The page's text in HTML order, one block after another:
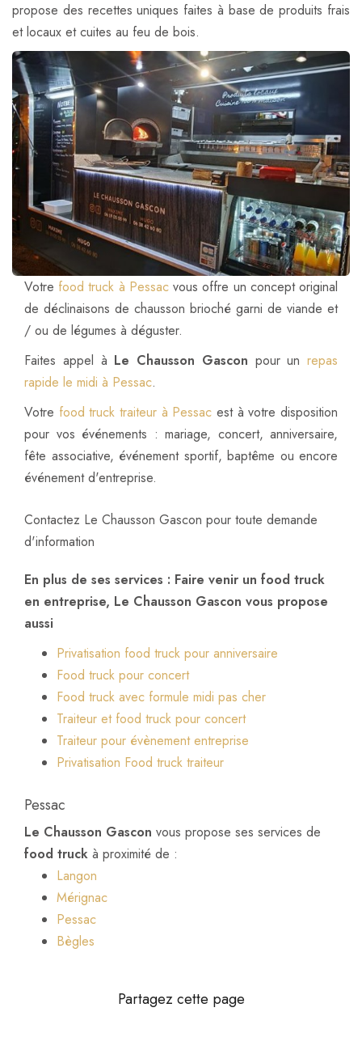
propose des recettes uniques faites à base de produits frais
et locaux et cuites au feu de bois.
Votre food truck à Pessacvous offre un concept original
de déclinaisons de chausson brioché garni de viande et
/ ou de légumes à déguster.
Faites appel à Le Chausson Gascon pour un repas
rapide le midi à Pessac.
Votre food truck traiteur à Pessac est à votre disposition
pour vos événements : mariage, concert, anniversaire,
fête associative, événement sportif, baptême ou encore
événement d'entreprise.
Contactez Le Chausson Gascon pour toute demande
d'information
En plus de ses services : Faire venir un food truck
en entreprise, Le Chausson Gascon vous propose
aussi
Privatisation food truck pour anniversaire
Food truck pour concert
Food truck avec formule midi pas cher
Traiteur et food truck pour concert
Traiteur pour évènement entreprise
Privatisation Food truck traiteur
Pessac
Le Chausson Gascon vous propose ses services de
food truck à proximité de :
Langon
Mérignac
Pessac
Bègles